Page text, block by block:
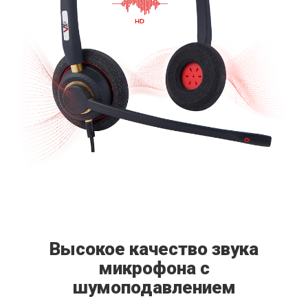
Высокое качество звука
микрофона с
шумоподавлением